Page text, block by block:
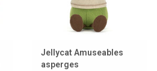
Jellycat Amuseables
asperges